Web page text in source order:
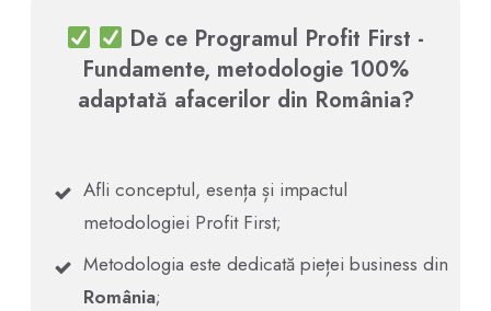
De ce Programul Profit First -
Fundamente, metodologie 100%
adaptată afacerilor din România?
Afli conceptul, esența și impactul
metodologiei Profit First;
Metodologia este dedicată pieței business din
România;